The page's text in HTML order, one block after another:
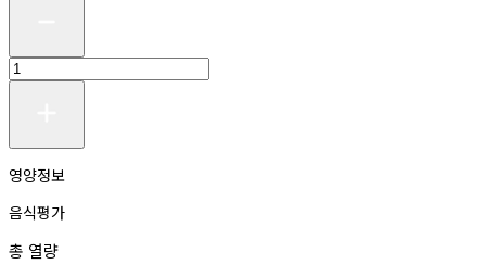
영양정보
음식평가
총 열량